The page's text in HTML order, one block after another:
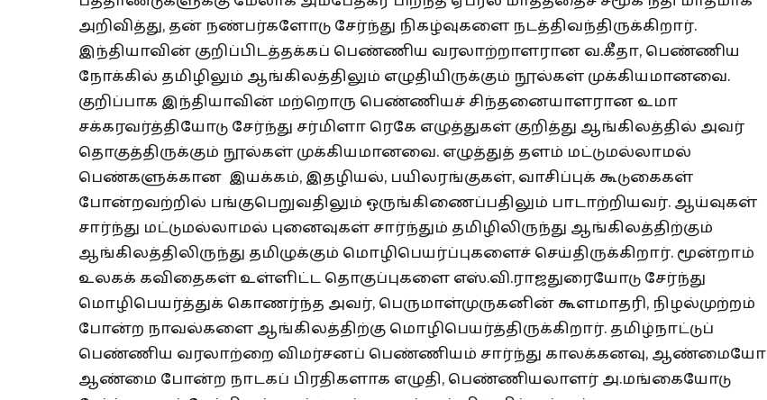
அறிவித்து, தன் நண்பர்களோடு சேர்ந்து நிகழ்வுகளை நடத்திவந்திருக்கிறார்.
இந்தியாவின் குறிப்பிடத்தக்கப் பெண்ணிய வரலாற்றாளரான வ.கீதா, பெண்ணிய
நோக்கில் தமிழிலும் ஆங்கிலத்திலும் எழுதியிருக்கும் நூல்கள் முக்கியமானவை.
குறிப்பாக இந்தியாவின் மற்றொரு பெண்ணியச் சிந்தனையாளரான உமா
சக்கரவர்த்தியோடு சேர்ந்து சர்மிளா ரெகே எழுத்துகள் குறித்து ஆங்கிலத்தில் அவர்
தொகுத்திருக்கும் நூல்கள் முக்கியமானவை. எழுத்துத் தளம் மட்டுமல்லாமல்
பெண்களுக்கான இயக்கம், இதழியல், பயிலரங்குகள், வாசிப்புக் கூடுகைகள்
போன்றவற்றில் பங்குபெறுவதிலும் ஒருங்கிணைப்பதிலும் பாடாற்றியவர். ஆய்வுகள்
சார்ந்து மட்டுமல்லாமல் புனைவுகள் சார்ந்தும் தமிழிலிருந்து ஆங்கிலத்திற்கும்
ஆங்கிலத்திலிருந்து தமிழுக்கும் மொழிபெயர்ப்புகளைச் செய்திருக்கிறார். மூன்றாம்
உலகக் கவிதைகள் உள்ளிட்ட தொகுப்புகளை எஸ்.வி.ராஜதுரையோடு சேர்ந்து
மொழிபெயர்த்துக் கொணர்ந்த அவர், பெருமாள்முருகனின் கூளமாதரி, நிழல்முற்றம்
போன்ற நாவல்களை ஆங்கிலத்திற்கு மொழிபெயர்த்திருக்கிறார். தமிழ்நாட்டுப்
பெண்ணிய வரலாற்றை விமர்சனப் பெண்ணியம் சார்ந்து காலக்கனவு, ஆண்மையோ
ஆண்மை போன்ற நாடகப் பிரதிகளாக எழுதி, பெண்ணியலாளர் அ.மங்கையோடு